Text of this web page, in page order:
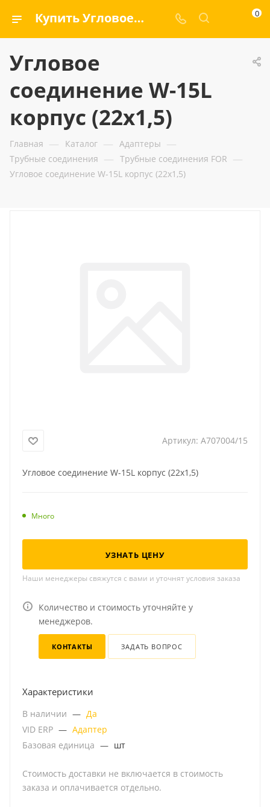
Купить Угловое соединение W-15L корпус (22x1,5) — ООО «ГИДРАМАКС» 0
Угловое
соединение W-15L
корпус (22x1,5)
Главная — Каталог — Адаптеры —
Трубные соединения — Трубные соединения FOR —
Угловое соединение W-15L корпус (22x1,5)
Артикул: A707004/15
Угловое соединение W-15L корпус (22x1,5)
Много
УЗНАТЬ ЦЕНУ
Наши менеджеры свяжутся с вами и уточнят условия заказа
Количество и стоимость уточняйте у
менеджеров.
КОНТАКТЫ ЗАДАТЬ ВОПРОС
Характеристики
В наличии — Да
VID ERP — Адаптер
Базовая единица — шт
Стоимость доставки не включается в стоимость
заказа и оплачивается отдельно.